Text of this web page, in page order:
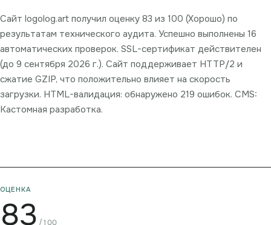
Сайт logolog.art получил оценку 83 из 100 (Хорошо) по
результатам технического аудита. Успешно выполнены 16
автоматических проверок. SSL-сертификат действителен
(до 9 сентября 2026 г.). Сайт поддерживает HTTP/2 и
сжатие GZIP, что положительно влияет на скорость
загрузки. HTML-валидация: обнаружено 219 ошибок. CMS:
Кастомная разработка.
ОЦЕНКА
83 /100